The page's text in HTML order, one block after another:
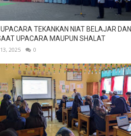
TEKANKAN NIAT BELAJAR DAN
UPACARA MAUPUN SHALAT
2025 0